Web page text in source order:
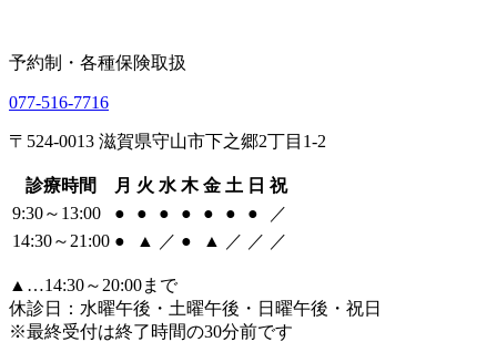
予約制・各種保険取扱
077-516-7716
〒524-0013 滋賀県守山市下之郷2丁目1-2
診療時間 月 火 水 木 金 土 日 祝
9:30～13:00
● ● ● ● ● ● ●
／
14:30～21:00 ● ▲ ／ ● ▲ ／ ／ ／
▲…14:30～20:00まで
休診日：水曜午後・土曜午後・日曜午後・祝日
※最終受付は終了時間の30分前です